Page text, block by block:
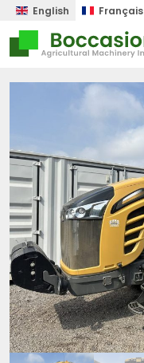
English Français